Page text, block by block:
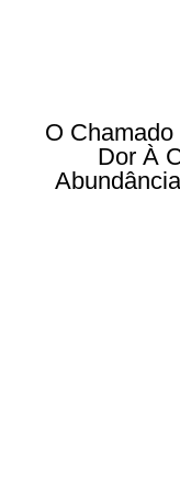
O
Dor À